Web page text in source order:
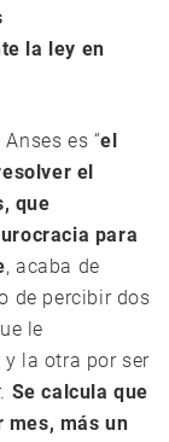
la ley en
es “el
el
que
para
, acaba de
de percibir dos
le
y la otra por ser
Se calcula que
mes, más un